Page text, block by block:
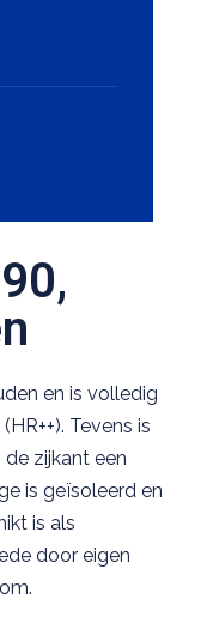
en is volledig
Tevens is
zijkant een
is geïsoleerd en
is als
door eigen